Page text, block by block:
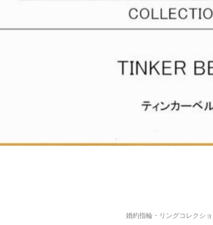
婚約指輪・リングコレクシ